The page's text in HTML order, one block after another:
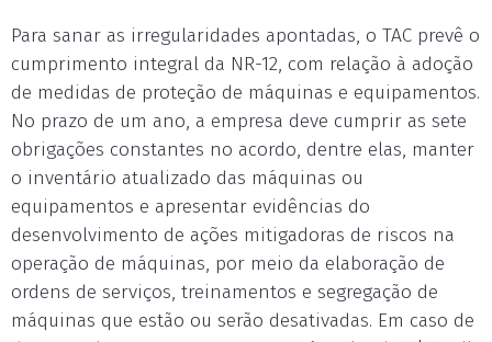
Para sanar as irregularidades apontadas, o TAC prevê o
cumprimento integral da NR-12, com relação à adoção
de medidas de proteção de máquinas e equipamentos.
No prazo de um ano, a empresa deve cumprir as sete
obrigações constantes no acordo, dentre elas, manter
o inventário atualizado das máquinas ou
equipamentos e apresentar evidências do
desenvolvimento de ações mitigadoras de riscos na
operação de máquinas, por meio da elaboração de
ordens de serviços, treinamentos e segregação de
máquinas que estão ou serão desativadas. Em caso de